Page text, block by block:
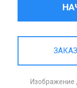
Изображение